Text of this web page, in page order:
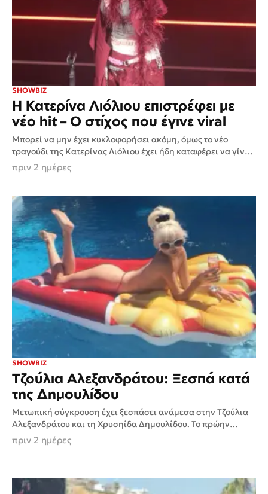
SHOWBIZ
Η Κατερίνα Λιόλιου επιστρέφει με
νέο hit – Ο στίχος που έγινε viral
Μπορεί να μην έχει κυκλοφορήσει ακόμη, όμως το νέο
τραγούδι της Κατερίνας Λιόλιου έχει ήδη καταφέρει να γίνει
viral. Ένας μόνο στίχος ήταν αρκετός για...
πριν 2 ημέρες
SHOWBIZ
Τζούλια Αλεξανδράτου: Ξεσπά κατά
της Δημουλίδου
Μετωπική σύγκρουση έχει ξεσπάσει ανάμεσα στην Τζούλια
Αλεξανδράτου και τη Χρυσηίδα Δημουλίδου. Το πρώην
μοντέλο απάντησε δημόσια στην ανάρτηση της συγγραφέως,
χαρακτηρίζοντας προσβλητικές τις αναφορές...
πριν 2 ημέρες